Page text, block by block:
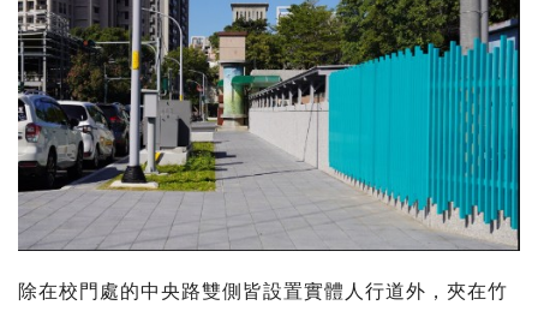
除在校門處的中央路雙側皆設置實體人行道外，夾在竹